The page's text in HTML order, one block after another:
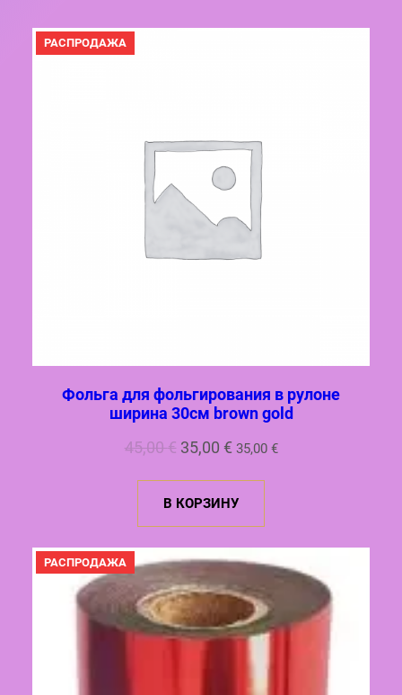
РАСПРОДАЖАПРОДАВАЕМЫЙ
ТОВАР
Фольга для фольгирования в рулоне
ширина 30см brown gold
45,00€ Первоначальная
составляла
45,00 €.
35,00 €Текущая
35,00 €.
35,00 €
В КОРЗИНУ
РАСПРОДАЖАПРОДАВАЕМЫЙ
ТОВАР